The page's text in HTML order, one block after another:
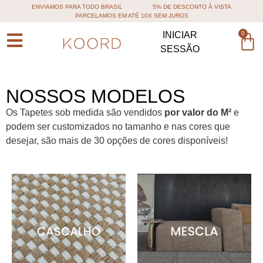
ENVIAMOS PARA TODO BRASIL
5% DE DESCONTO À VISTA
PARCELAMOS EM ATÉ 10X SEM JUROS
INICIAR
SESSÃO
0
NOSSOS MODELOS
Os Tapetes sob medida são vendidos por valor do M² e
podem ser customizados no tamanho e nas cores que
desejar, são mais de 30 opções de cores disponíveis!